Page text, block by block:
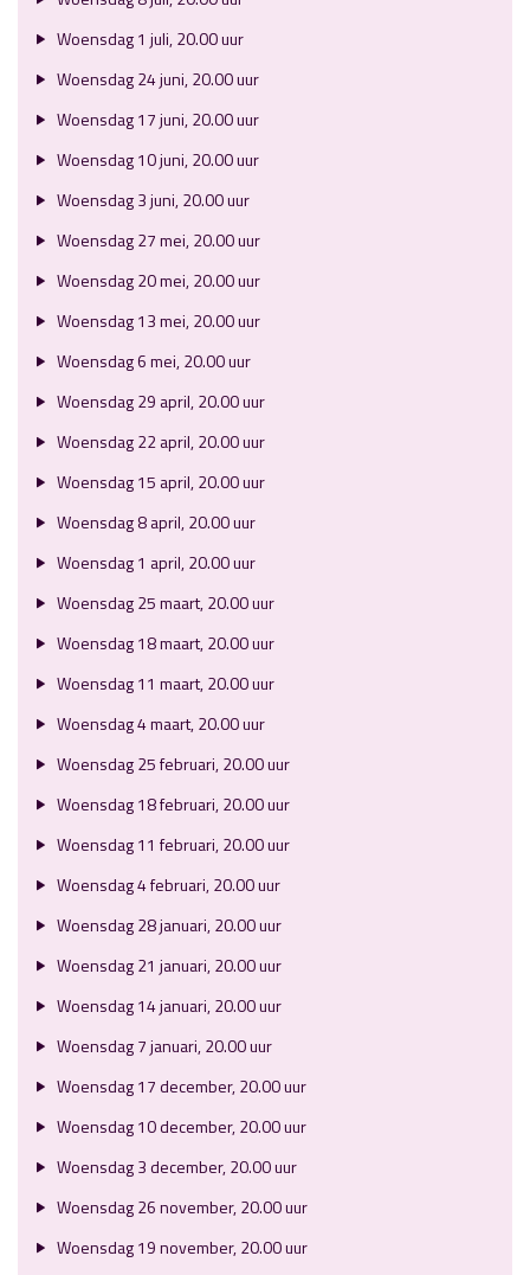
Woensdag 1 juli, 20.00 uur
Woensdag 24 juni, 20.00 uur
Woensdag 17 juni, 20.00 uur
Woensdag 10 juni, 20.00 uur
Woensdag 3 juni, 20.00 uur
Woensdag 27 mei, 20.00 uur
Woensdag 20 mei, 20.00 uur
Woensdag 13 mei, 20.00 uur
Woensdag 6 mei, 20.00 uur
Woensdag 29 april, 20.00 uur
Woensdag 22 april, 20.00 uur
Woensdag 15 april, 20.00 uur
Woensdag 8 april, 20.00 uur
Woensdag 1 april, 20.00 uur
Woensdag 25 maart, 20.00 uur
Woensdag 18 maart, 20.00 uur
Woensdag 11 maart, 20.00 uur
Woensdag 4 maart, 20.00 uur
Woensdag 25 februari, 20.00 uur
Woensdag 18 februari, 20.00 uur
Woensdag 11 februari, 20.00 uur
Woensdag 4 februari, 20.00 uur
Woensdag 28 januari, 20.00 uur
Woensdag 21 januari, 20.00 uur
Woensdag 14 januari, 20.00 uur
Woensdag 7 januari, 20.00 uur
Woensdag 17 december, 20.00 uur
Woensdag 10 december, 20.00 uur
Woensdag 3 december, 20.00 uur
Woensdag 26 november, 20.00 uur
Woensdag 19 november, 20.00 uur